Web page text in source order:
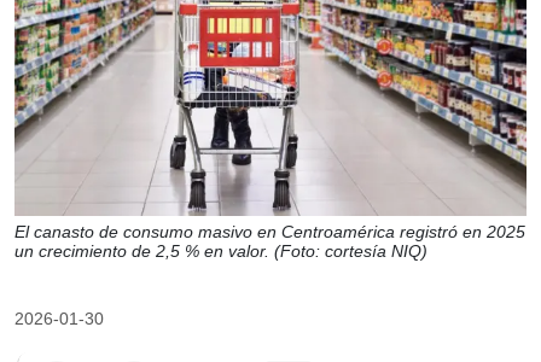
El canasto de consumo masivo en Centroamérica registró en 2025
un crecimiento de 2,5 % en valor. (Foto: cortesía NIQ)
2026-01-30